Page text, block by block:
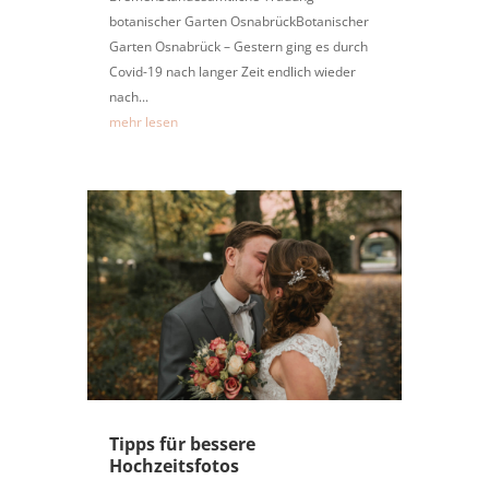
botanischer Garten OsnabrückBotanischer
Garten Osnabrück – Gestern ging es durch
Covid-19 nach langer Zeit endlich wieder
nach...
mehr lesen
Tipps für bessere
Hochzeitsfotos